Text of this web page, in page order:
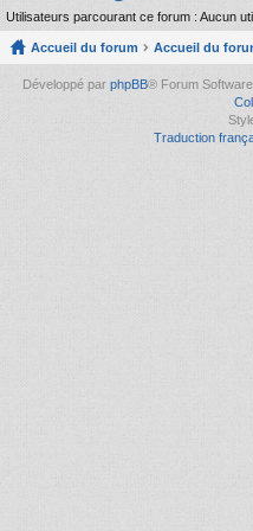
Utilisateurs parcourant ce forum : Aucun
Accueil du forum Accueil du
Développé par phpBB® Forum
Traduction